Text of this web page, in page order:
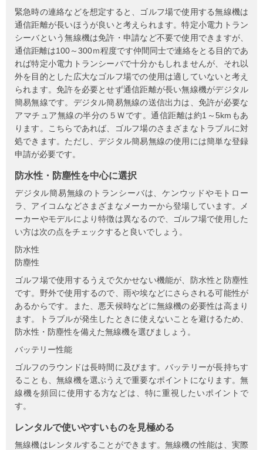
緊急時の連絡などを想定すると、ゴルフ場で使用する無線機は
通信距離が長いほうが良いと考えられます。特定小電力トラン
シーバという無線機は免許・申請など不要で使用できますが、
通信距離は100～300ｍ程度です仲間同士で連絡をとる目的であ
れば特定小電力トランシーバで十分かもしれませんが、それ以
外を目的とした広大なゴルフ場での使用は適していないと考え
られます。免許を必要とせず通信距離が長い無線機がデジタル
簡易無線です。デジタル簡易無線の送信出力は、免許が必要な
アマチュア無線の半分の５Ｗです。通信距離は約1～5kmもあ
ります。こちらであれば、ゴルフ場のさまざまなトラブルに対
処できます。ただし、デジタル簡易無線の使用には簡単な登録
申請が必要です。
防水性・防塵性を中心に選択
デジタル簡易無線のトランシーバは、ケンウッドやモトロー
ラ、アイコムなどさまざまなメーカーから登場しています。メ
ーカーやモデルにより特徴は異なるので、ゴルフ場で使用した
い方は次の点をチェックすると良いでしょう。
防水性
防塵性
ゴルフ場で使用するうえで欠かせない機能が、防水性と防塵性
です。野外で使用するので、雨や埃などにさらされる可能性が
あるからです。また、悪天候時などに無線機の必要性は高まり
ます。トラブルが発生したときに使えないことを避けるため、
防水性・防塵性を備えた無線機を選びましょう。
バッテリー性能
ゴルフのラウンドは長時間に及びます。バッテリーが長持ちす
ることも、無線機を選ぶうえで重要なポイントになります。無
線機を頻回に使用する方などは、特に重視したいポイントで
す。
レンタルで使いやすいものを見極める
無線機はレンタルすることができます。無線機の性能は、実際